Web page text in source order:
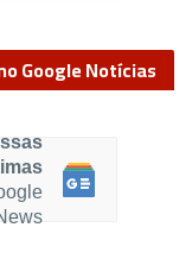
Google Notícias